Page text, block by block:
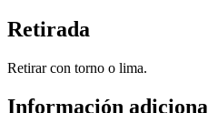
Retirada
Retirar con torno o lima.
Información